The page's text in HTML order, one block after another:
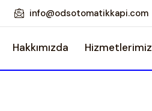
info@odsotomatikkapi.com
Hakkımızda Hizmetlerimiz